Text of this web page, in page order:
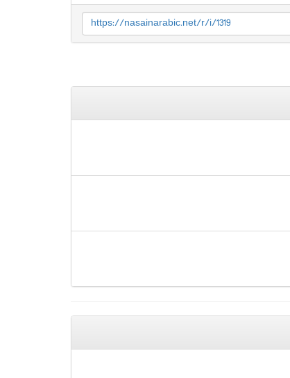
https://nasainarabic.net/r/i/1319